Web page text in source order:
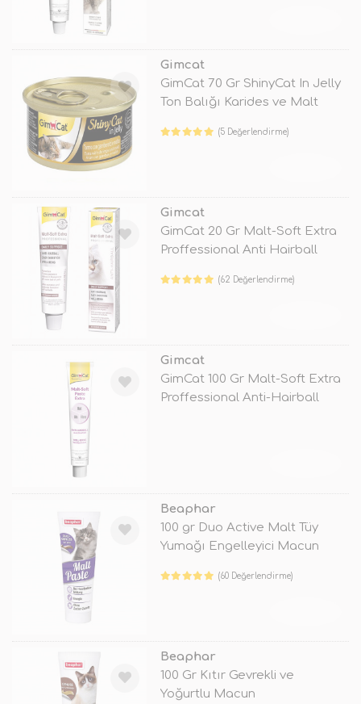
Gimcat
GimCat 70 Gr ShinyCat In Jelly
Ton Balığı Karides ve Malt
(5 Değerlendirme)
Gimcat
GimCat 20 Gr Malt-Soft Extra
Proffessional Anti Hairball
(62 Değerlendirme)
Gimcat
GimCat 100 Gr Malt-Soft Extra
Proffessional Anti-Hairball
Beaphar
100 gr Duo Active Malt Tüy
Yumağı Engelleyici Macun
(60 Değerlendirme)
Beaphar
100 Gr Kıtır Gevrekli ve
Yoğurtlu Macun